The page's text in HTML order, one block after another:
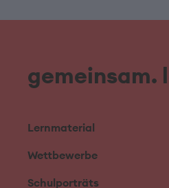
gemeinsam.
Lernmaterial
Wettbewerbe
Schulporträts